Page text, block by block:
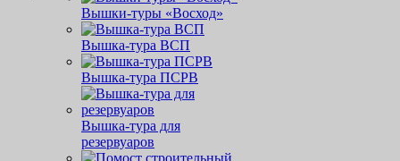
Вышки-туры «Восход»
Вышка-тура ВСП
Вышка-тура ПСРВ
Вышка-тура для
резервуаров